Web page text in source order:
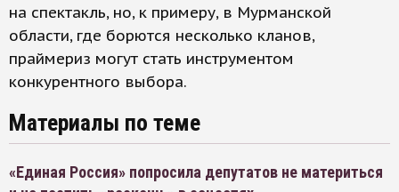
на спектакль, но, к примеру, в Мурманской
области, где борются несколько кланов,
праймериз могут стать инструментом
конкурентного выбора.
Материалы по теме
«Единая Россия» попросила депутатов не материться